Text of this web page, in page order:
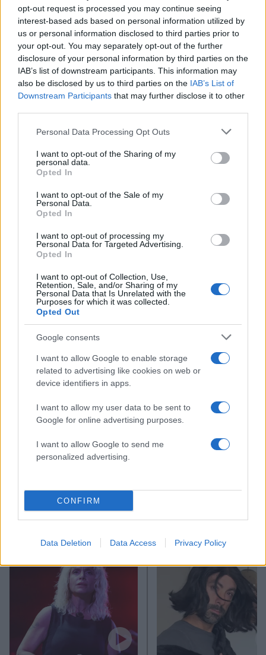
opt-out request is processed you may continue seeing
interest-based ads based on personal information utilized by
us or personal information disclosed to third parties prior to
your opt-out. You may separately opt-out of the further
disclosure of your personal information by third parties on the
IAB’s list of downstream participants. This information may
also be disclosed by us to third parties on the IAB’s List of
Downstream Participants that may further disclose it to other
Please note that this website/app uses one or more Google
not limited to your visit or usage behaviour. You may click to
grant or deny consent to Google and its third-party tags to
use your data for below specified purposes in below Google
consent section.
Personal Data Processing Opt Outs
I want to opt-out of the Sharing of my
personal data.
Opted In
I want to opt-out of the Sale of my
Personal Data.
Opted In
I want to opt-out of processing my
Personal Data for Targeted Advertising.
Opted In
I want to opt-out of Collection, Use,
Retention, Sale, and/or Sharing of my
Personal Data that Is Unrelated with the
Purposes for which it was collected.
Opted Out
Google consents
I want to allow Google to enable storage
related to advertising like cookies on web or
device identifiers in apps.
I want to allow my user data to be sent to
Google for online advertising purposes.
I want to allow Google to send me
personalized advertising.
CONFIRM
Data Deletion Data Access Privacy Policy
κάνουν τα κακόβουλα σχόλια τελευταία στα
social media για την εμφάνισή της.
«Με ενόχλησε αυτό το “πώς έγινε έτσι η
Κίτσου;”. Έχουν μια αίσθηση ότι δεν φτάνει στα
αυτιά μου αυτά που γράφουν», είπε
συμπληρωματικά η Μαρία Κίτσου.